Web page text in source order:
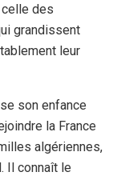
celle des
grandissent
leur
son enfance
la France
algériennes,
Il connaît le